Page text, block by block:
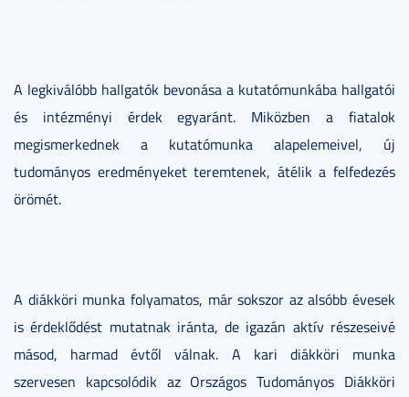
A legkiválóbb hallgatók bevonása a kutatómunkába hallgatói
és intézményi érdek egyaránt. Miközben a fiatalok
megismerkednek a kutatómunka alapelemeivel, új
tudományos eredményeket teremtenek, átélik a felfedezés
örömét.
A diákköri munka folyamatos, már sokszor az alsóbb évesek
is érdeklődést mutatnak iránta, de igazán aktív részeseivé
másod, harmad évtől válnak. A kari diákköri munka
szervesen kapcsolódik az Országos Tudományos Diákköri